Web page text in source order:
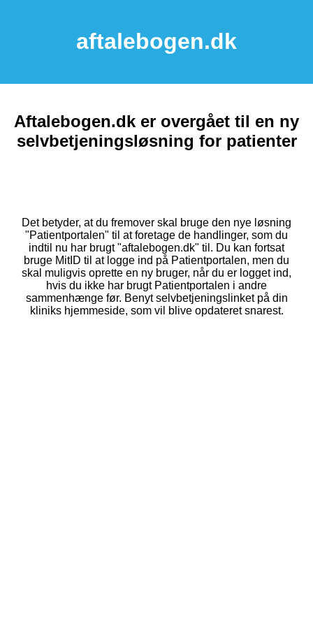
aftalebogen.dk
Aftalebogen.dk er overgået til en ny
selvbetjeningsløsning for patienter
Det betyder, at du fremover skal bruge den nye løsning
"Patientportalen" til at foretage de handlinger, som du
indtil nu har brugt "aftalebogen.dk" til. Du kan fortsat
bruge MitID til at logge ind på Patientportalen, men du
skal muligvis oprette en ny bruger, når du er logget ind,
hvis du ikke har brugt Patientportalen i andre
sammenhænge før. Benyt selvbetjeningslinket på din
kliniks hjemmeside, som vil blive opdateret snarest.